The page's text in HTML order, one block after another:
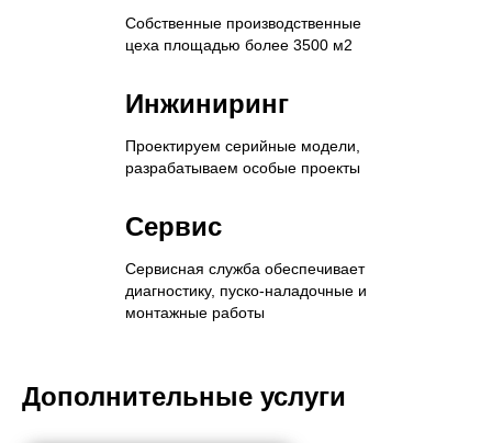
вращения,
Максимальная
687
вращения,
об/
двигателя,
Производитель
Yuchai
Собственные производственные
цеха площадью более 3500 м2
Инжиниринг
Проектируем серийные модели,
разрабатываем особые проекты
Сервис
Сервисная служба обеспечивает
диагностику, пуско-наладочные и
монтажные работы
Дополнительные услуги